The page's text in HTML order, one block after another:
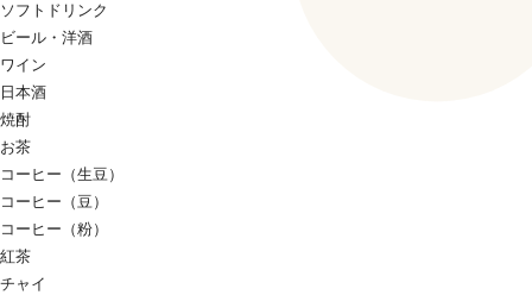
ソフトドリンク
ビール・洋酒
ワイン
日本酒
焼酎
お茶
コーヒー（生豆）
コーヒー（豆）
コーヒー（粉）
紅茶
チャイ